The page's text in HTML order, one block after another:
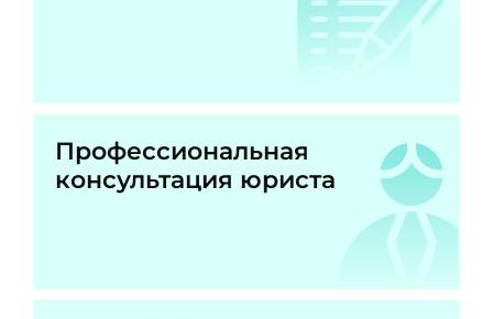
Профессиональная
консультация юриста